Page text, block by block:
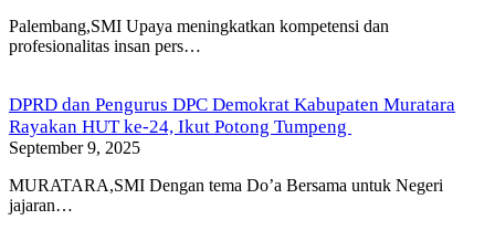
Palembang,SMI Upaya meningkatkan kompetensi dan
profesionalitas insan pers…
DPRD dan Pengurus DPC Demokrat Kabupaten Muratara
Rayakan HUT ke-24, Ikut Potong Tumpeng
September 9, 2025
MURATARA,SMI Dengan tema Do’a Bersama untuk Negeri
jajaran…